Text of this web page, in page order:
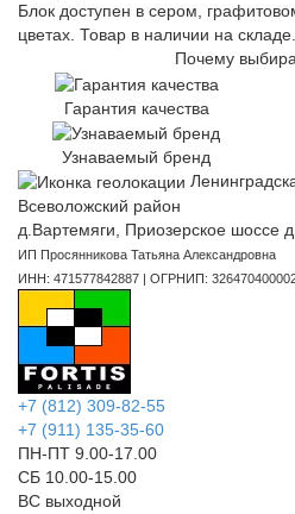
Блок доступен в сером,
цветах. Товар в наличии на складе.
Почему
Гарантия качества
Узнаваемый бренд
Всеволожский район
д.Вартемяги, Приозерское шоссе
ИП Просянникова Татьяна Александровна
ИНН: 471577842887 | ОГРНИП:
+7 (812) 309-82-55
+7 (911) 135-35-60
ПН-ПТ 9.00-17.00
СБ 10.00-15.00
ВС выходной